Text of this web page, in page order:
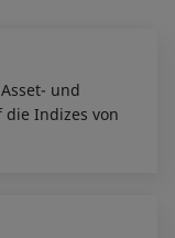
und
die Indizes von